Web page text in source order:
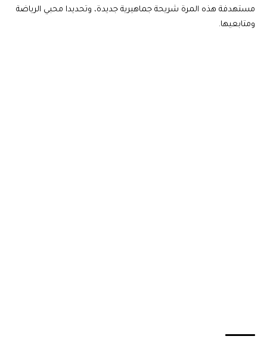
مستهدفة هذه المرة شريحة جماهيرية جديدة، وتحديدا محبي الرياضة
ومتابعيها.